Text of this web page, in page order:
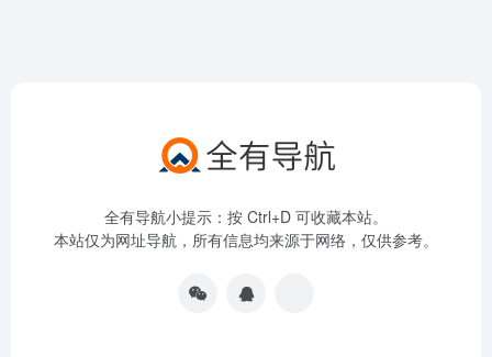
全有导航小提示：按 Ctrl+D 可收藏本站。
本站仅为网址导航，所有信息均来源于网络，仅供参考。